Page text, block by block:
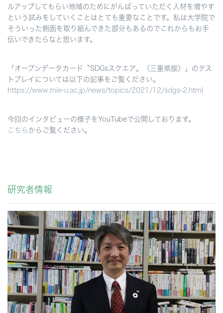
ルアップしてもらい地域のためにがんばっていただく人材を増やす
という試みをしていくことはとても重要なことです。私は大学院で
そういった側面を取り組んできた部分もあるのでこれからもお手
伝いできたらなと思います。
「オープンデータカード〝SDGsスクエア〟〈三重県版〉」のテス
トプレイについては以下の記事をご覧ください。
https://www.mie-u.ac.jp/news/topics/2021/12/sdgs-2.html
今回のインタビューの様子をYouTubeで公開しております。
こちら からご覧ください。
研究者情報